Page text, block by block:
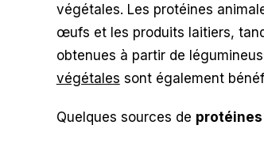
végétales. Les protéines
œufs et les produits laitiers,
obtenues à partir de
végétales sont également
Quelques sources de